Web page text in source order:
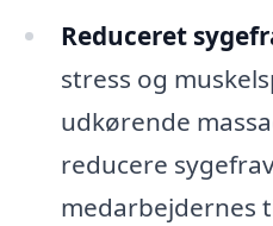
Reduceret
stress og
udkørende
reducere
medarbejdernes